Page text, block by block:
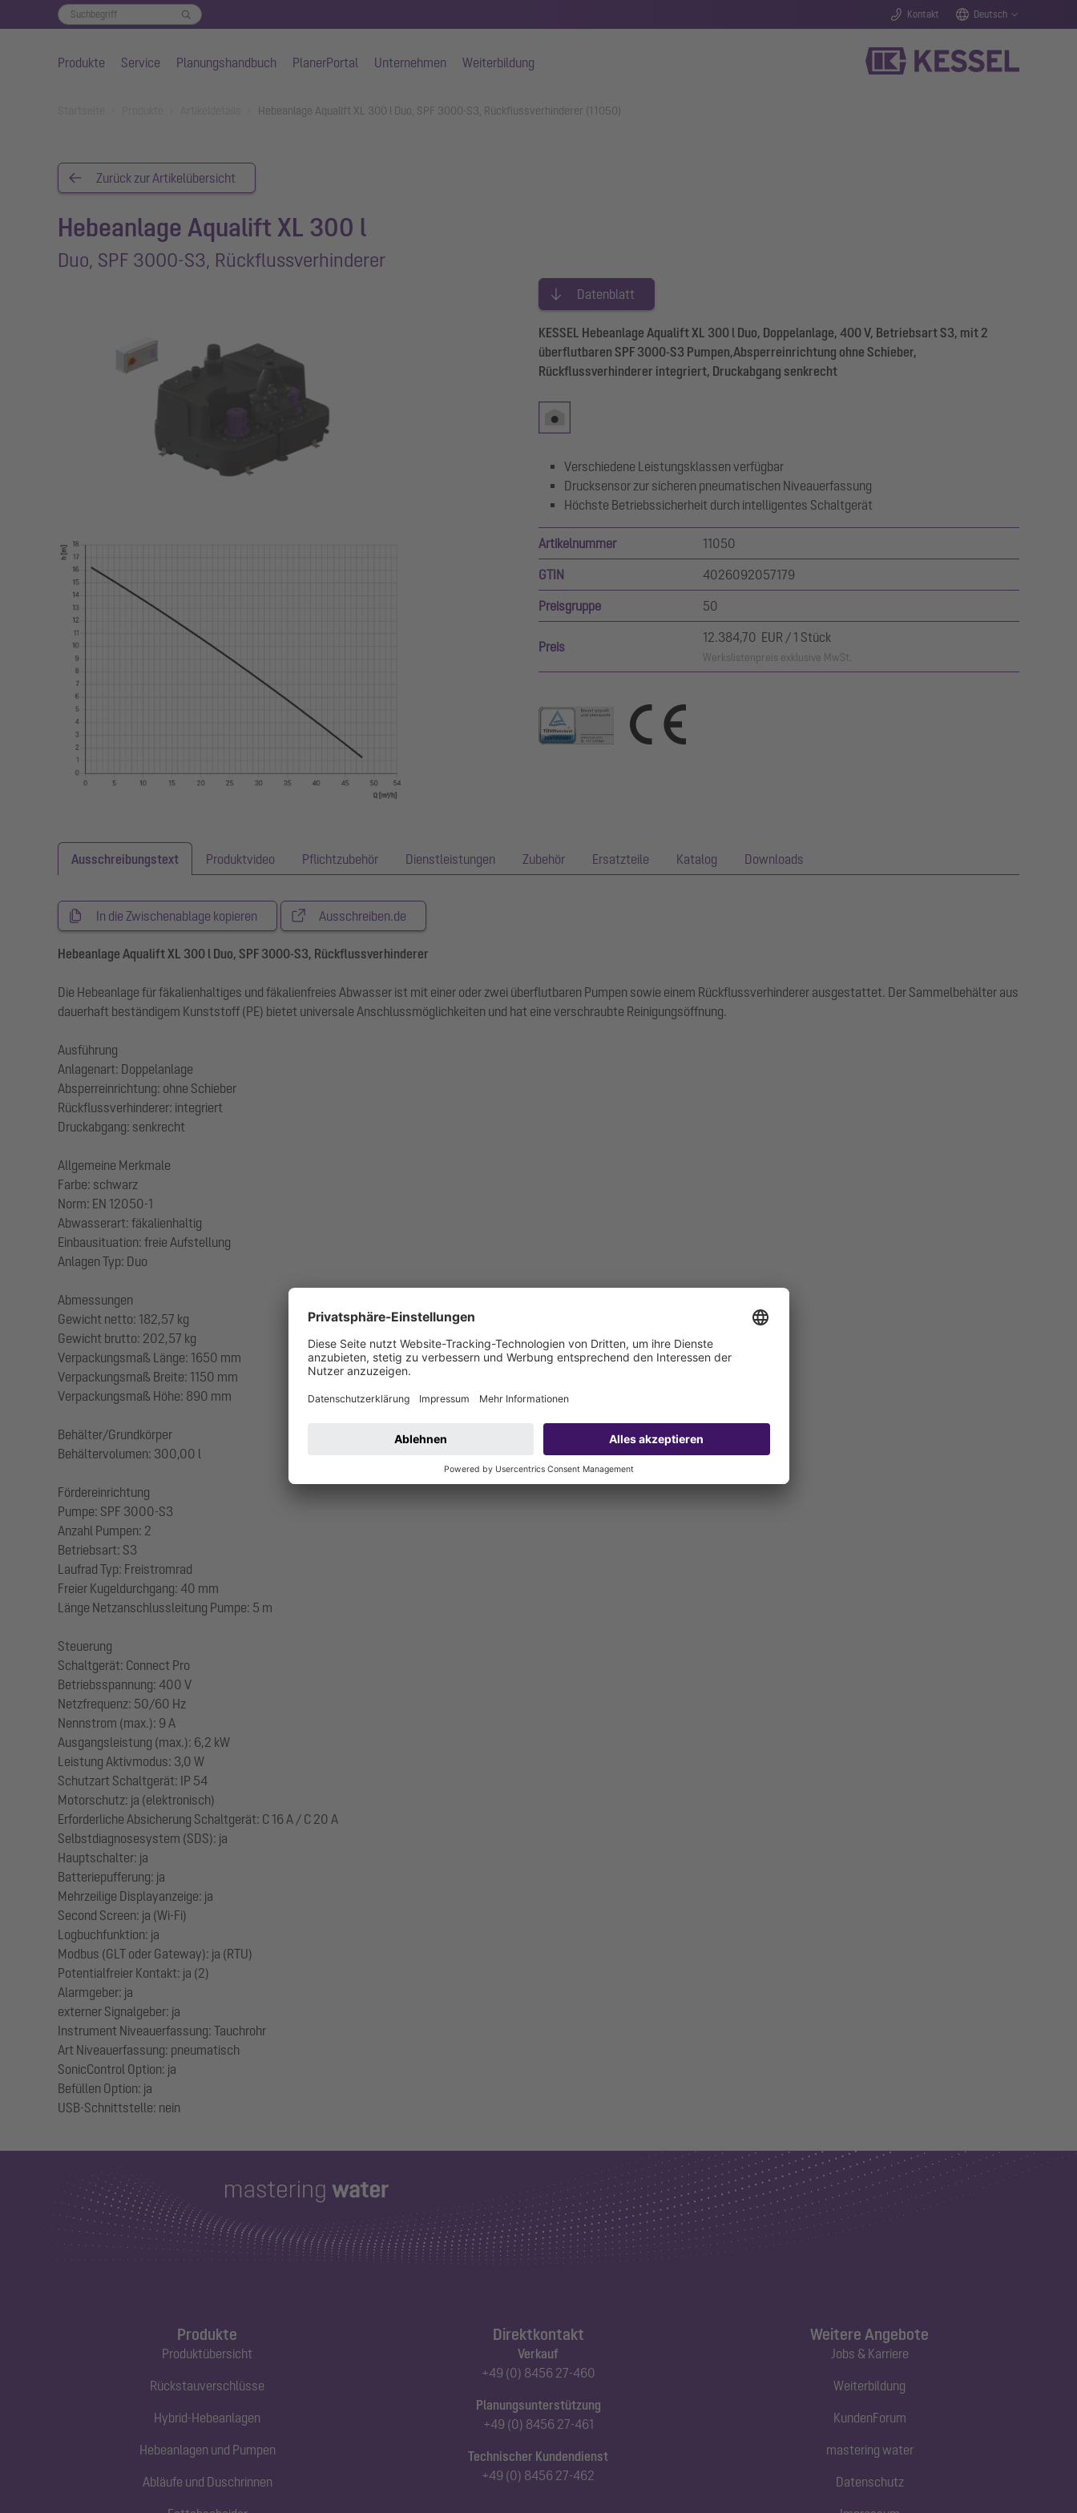
Kontakt Deutsch
Produkte Service Planungshandbuch PlanerPortal Unternehmen Weiterbildung
Hebeanlage Aqualift XL 300 l Duo, SPF 3000-S3, Rückflussverhinderer (11050)
Zurück zur Artikelübersicht
Hebeanlage Aqualift XL 300 l
Duo, SPF 3000-S3, Rückflussverhinderer
Datenblatt
KESSEL Hebeanlage Aqualift XL 300 l Duo, Doppelanlage, 400 V, Betriebsart S3, mit 2
überflutbaren SPF 3000-S3 Pumpen,Absperreinrichtung ohne Schieber,
Rückflussverhinderer integriert, Druckabgang senkrecht
Verschiedene Leistungsklassen verfügbar
Drucksensor zur sicheren pneumatischen Niveauerfassung
Höchste Betriebssicherheit durch intelligentes Schaltgerät
Artikelnummer 11050
GTIN 4026092057179
Preisgruppe 50
Preis
12.384,70 EUR / 1 Stück
Werkslistenpreis exklusive MwSt.
Ausschreibungstext Produktvideo Pflichtzubehör Dienstleistungen Zubehör Ersatzteile Katalog Downloads
In die Zwischenablage kopieren Ausschreiben.de
Hebeanlage Aqualift XL 300 l Duo, SPF 3000-S3, Rückflussverhinderer
Die Hebeanlage für fäkalienhaltiges und fäkalienfreies Abwasser ist mit einer oder zwei überflutbaren Pumpen sowie einem Rückflussverhinderer ausgestattet. Der Sammelbehälter aus
dauerhaft beständigem Kunststoff (PE) bietet universale Anschlussmöglichkeiten und hat eine verschraubte Reinigungsöffnung.
Ausführung
Anlagenart: Doppelanlage
Absperreinrichtung: ohne Schieber
Rückflussverhinderer: integriert
Druckabgang: senkrecht
Allgemeine Merkmale
Farbe: schwarz
Norm: EN 12050-1
Abwasserart: fäkalienhaltig
Einbausituation: freie Aufstellung
Anlagen Typ: Duo
Abmessungen
Gewicht netto: 182,57 kg
Gewicht brutto: 202,57 kg
Verpackungsmaß Länge: 1650 mm
Verpackungsmaß Breite: 1150 mm
Verpackungsmaß Höhe: 890 mm
Behälter/Grundkörper
Behältervolumen: 300,00 l
Fördereinrichtung
Pumpe: SPF 3000-S3
Anzahl Pumpen: 2
Betriebsart: S3
Laufrad Typ: Freistromrad
Freier Kugeldurchgang: 40 mm
Länge Netzanschlussleitung Pumpe: 5 m
Steuerung
Schaltgerät: Connect Pro
Betriebsspannung: 400 V
Netzfrequenz: 50/60 Hz
Nennstrom (max.): 9 A
Ausgangsleistung (max.): 6,2 kW
Leistung Aktivmodus: 3,0 W
Schutzart Schaltgerät: IP 54
Motorschutz: ja (elektronisch)
Erforderliche Absicherung Schaltgerät: C 16 A / C 20 A
Selbstdiagnosesystem (SDS): ja
Hauptschalter: ja
Batteriepufferung: ja
Mehrzeilige Displayanzeige: ja
Second Screen: ja (Wi-Fi)
Logbuchfunktion: ja
Modbus (GLT oder Gateway): ja (RTU)
Potentialfreier Kontakt: ja (2)
Alarmgeber: ja
externer Signalgeber: ja
Instrument Niveauerfassung: Tauchrohr
Art Niveauerfassung: pneumatisch
SonicControl Option: ja
Befüllen Option: ja
Produkte
Produktübersicht
Rückstauverschlüsse
Hybrid-Hebeanlagen
Hebeanlagen und Pumpen
Abläufe und Duschrinnen
Direktkontakt
Verkauf
+49 (0) 8456 27-460
Planungsunterstützung
+49 (0) 8456 27-461
Technischer Kundendienst
+49 (0) 8456 27-462
Weitere Angebote
Jobs & Karriere
Weiterbildung
KundenForum
mastering water
Datenschutz